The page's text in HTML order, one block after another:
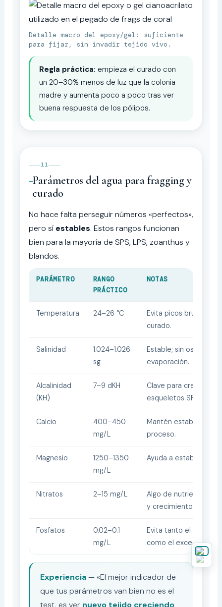
Detalle macro del epoxy/gel: suficiente
para fijar, sin invadir tejido vivo.
Regla práctica: empieza el curado con
un 20–30% menos de luz que la colonia
madre y aumenta poco a poco tras ver
buena respuesta de los pólipos.
11
Parámetros del agua para fragging y
curado
No hace falta perseguir números «perfectos»,
pero sí estables. Estos rangos funcionan
bien para la mayoría de SPS, LPS, zoanthus y
blandos.
PARÁMETRO
RANGO
PRÁCTICO
NOTAS
Temperatura 24–26 °C
Evita picos bruscos
curado.
Salinidad
1.024–1.026
sg
Estable; sin
evaporación.
Alcalinidad
(KH)
7–9 dKH
Clave para
esqueletos SPS/LPS.
Calcio
400–450
mg/L
Mantén estable
proceso.
Magnesio
1250–1350
mg/L
Ayuda a estabilizar Ca
Nitratos 2–15 mg/L
Algo de nutrientes
y crecimiento.
Fosfatos
0.02–0.1
mg/L
Evita tanto el «cero»
como el exceso.
Experiencia— «El mejor indicador de
que tus parámetros van bien no es el